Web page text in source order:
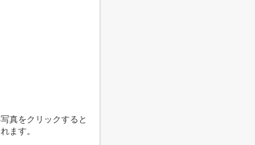
真をクリックすると
ます。